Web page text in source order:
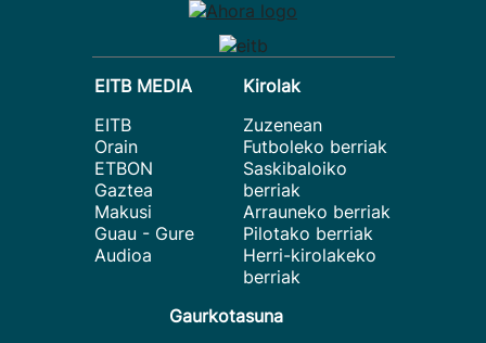
EITB MEDIA
EITB
Orain
ETBON
Gaztea
Makusi
Guau - Gure
Audioa
Kirolak
Zuzenean
Futboleko berriak
Saskibaloiko
berriak
Arrauneko berriak
Pilotako berriak
Herri-kirolakeko
berriak
Gaurkotasuna